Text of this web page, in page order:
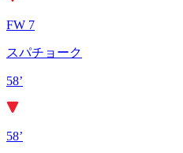
FW 7
スパチョーク
58’
58’